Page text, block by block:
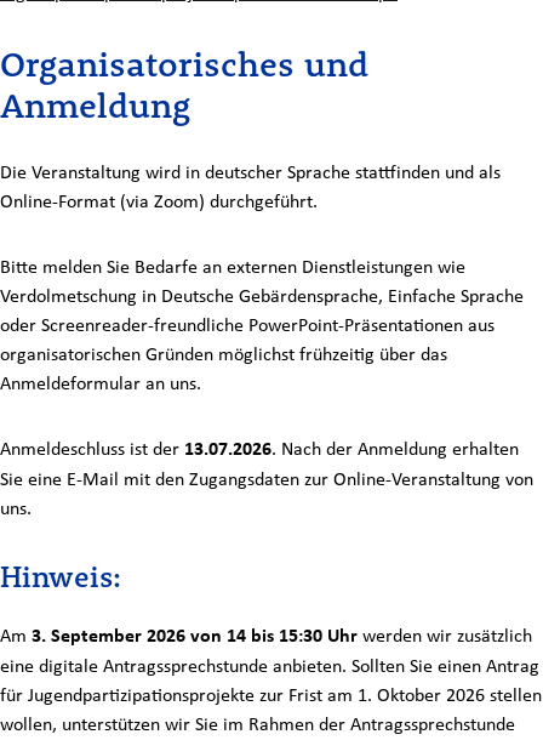
Organisatorisches und
Anmeldung
Die Veranstaltung wird in deutscher Sprache stattfinden und als
Online-Format (via Zoom) durchgeführt.
Bitte melden Sie Bedarfe an externen Dienstleistungen wie
Verdolmetschung in Deutsche Gebärdensprache, Einfache Sprache
oder Screenreader-freundliche PowerPoint-Präsentationen aus
organisatorischen Gründen möglichst frühzeitig über das
Anmeldeformular an uns.
Anmeldeschluss ist der 13.07.2026. Nach der Anmeldung erhalten
Sie eine E-Mail mit den Zugangsdaten zur Online-Veranstaltung von
uns.
Hinweis:
Am 3. September 2026 von 14 bis 15:30 Uhrwerden wir zusätzlich
eine digitale Antragssprechstunde anbieten. Sollten Sie einen Antrag
für Jugendpartizipationsprojekte zur Frist am 1. Oktober 2026 stellen
wollen, unterstützen wir Sie im Rahmen der Antragssprechstunde